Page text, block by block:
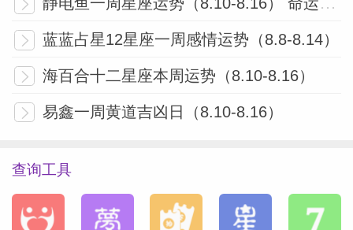
狮子座在事业场中部不妨变的稍微谦逊一
些，在展现自己个人魅力的同时，也能够兼
顾其他人的面子，刚柔并济，这样狮子座的
人际关系会更加优秀。狮子座的人本身就是
非常有能力的一类人，他们有胆识、有气
业场上走得更远、更顺。
处女座
蓝蓝占星12星座一周感情运势（8.8-8.14）
海百合十二星座本周运势（8.10-8.16）
易鑫一周黄道吉凶日（8.10-8.16）
查询工具